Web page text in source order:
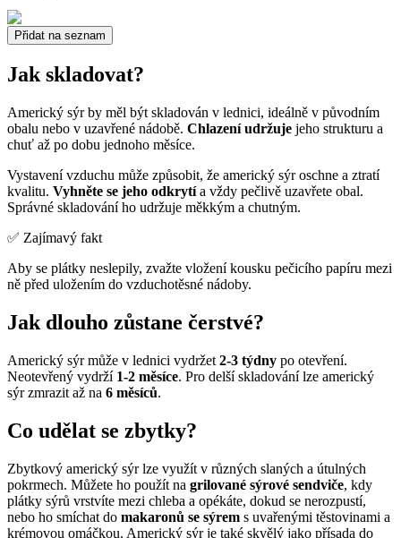
Přidat na seznam
Jak skladovat?
Americký sýr by měl být skladován v lednici, ideálně v původním
obalu nebo v uzavřené nádobě. Chlazení udržuje jeho strukturu a
chuť až po dobu jednoho měsíce.
Vystavení vzduchu může způsobit, že americký sýr oschne a ztratí
kvalitu. Vyhněte se jeho odkrytía vždy pečlivě uzavřete obal.
Správné skladování ho udržuje měkkým a chutným.
✅ Zajímavý fakt
Aby se plátky neslepily, zvažte vložení kousku pečicího papíru mezi
ně před uložením do vzduchotěsné nádoby.
Jak dlouho zůstane čerstvé?
Americký sýr může v lednici vydržet 2-3 týdny po otevření.
Neotevřený vydrží 1-2 měsíce. Pro delší skladování lze americký
sýr zmrazit až na 6 měsíců.
Co udělat se zbytky?
Zbytkový americký sýr lze využít v různých slaných a útulných
pokrmech. Můžete ho použít na grilované sýrové sendviče, kdy
plátky sýrů vrstvíte mezi chleba a opékáte, dokud se nerozpustí,
nebo ho smíchat do makaronů se sýrem s uvařenými těstovinami a
krémovou omáčkou. Americký sýr je také skvělý jako přísada do